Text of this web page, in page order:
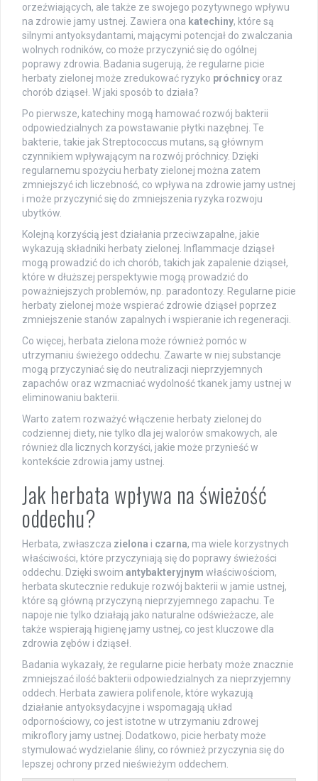
orzeźwiających, ale także ze swojego pozytywnego wpływu
na zdrowie jamy ustnej. Zawiera ona katechiny, które są
silnymi antyoksydantami, mającymi potencjał do zwalczania
wolnych rodników, co może przyczynić się do ogólnej
poprawy zdrowia. Badania sugerują, że regularne picie
herbaty zielonej może zredukować ryzyko próchnicy oraz
chorób dziąseł. W jaki sposób to działa?
Po pierwsze, katechiny mogą hamować rozwój bakterii
odpowiedzialnych za powstawanie płytki nazębnej. Te
bakterie, takie jak Streptococcus mutans, są głównym
czynnikiem wpływającym na rozwój próchnicy. Dzięki
regularnemu spożyciu herbaty zielonej można zatem
zmniejszyć ich liczebność, co wpływa na zdrowie jamy ustnej
i może przyczynić się do zmniejszenia ryzyka rozwoju
ubytków.
Kolejną korzyścią jest działania przeciwzapalne, jakie
wykazują składniki herbaty zielonej. Inflammacje dziąseł
mogą prowadzić do ich chorób, takich jak zapalenie dziąseł,
które w dłuższej perspektywie mogą prowadzić do
poważniejszych problemów, np. paradontozy. Regularne picie
herbaty zielonej może wspierać zdrowie dziąseł poprzez
zmniejszenie stanów zapalnych i wspieranie ich regeneracji.
Co więcej, herbata zielona może również pomóc w
utrzymaniu świeżego oddechu. Zawarte w niej substancje
mogą przyczyniać się do neutralizacji nieprzyjemnych
zapachów oraz wzmacniać wydolność tkanek jamy ustnej w
eliminowaniu bakterii.
Warto zatem rozważyć włączenie herbaty zielonej do
codziennej diety, nie tylko dla jej walorów smakowych, ale
również dla licznych korzyści, jakie może przynieść w
kontekście zdrowia jamy ustnej.
Jak herbata wpływa na świeżość
oddechu?
Herbata, zwłaszcza zielona i czarna, ma wiele korzystnych
właściwości, które przyczyniają się do poprawy świeżości
oddechu. Dzięki swoim antybakteryjnym właściwościom,
herbata skutecznie redukuje rozwój bakterii w jamie ustnej,
które są główną przyczyną nieprzyjemnego zapachu. Te
napoje nie tylko działają jako naturalne odświeżacze, ale
także wspierają higienę jamy ustnej, co jest kluczowe dla
zdrowia zębów i dziąseł.
Badania wykazały, że regularne picie herbaty może znacznie
zmniejszać ilość bakterii odpowiedzialnych za nieprzyjemny
oddech. Herbata zawiera polifenole, które wykazują
działanie antyoksydacyjne i wspomagają układ
odpornościowy, co jest istotne w utrzymaniu zdrowej
mikroflory jamy ustnej. Dodatkowo, picie herbaty może
stymulować wydzielanie śliny, co również przyczynia się do
lepszej ochrony przed nieświeżym oddechem.